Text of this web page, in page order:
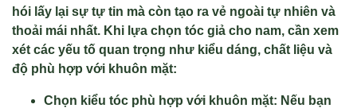
hói lấy lại sự tự tin mà còn tạo ra vẻ ngoài tự nhiên và
thoải mái nhất. Khi lựa chọn tóc giả cho nam, cần xem
xét các yếu tố quan trọng như kiểu dáng, chất liệu và
độ phù hợp với khuôn mặt:
Chọn kiểu tóc phù hợp với khuôn mặt: Nếu bạn